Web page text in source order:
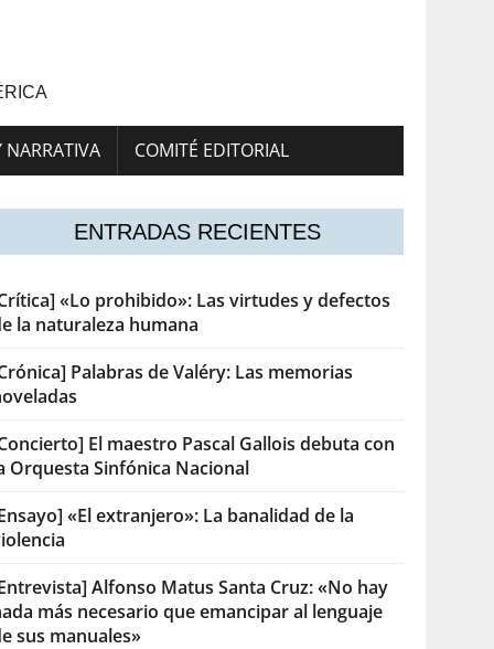
NARRATIVA COMITÉ EDITORIAL
ENTRADAS RECIENTES
«Lo prohibido»: Las virtudes y defectos
la naturaleza humana
Palabras de Valéry: Las memorias
El maestro Pascal Gallois debuta con
Orquesta Sinfónica Nacional
«El extranjero»: La banalidad de la
Alfonso Matus Santa Cruz: «No hay
más necesario que emancipar al lenguaje
sus manuales»